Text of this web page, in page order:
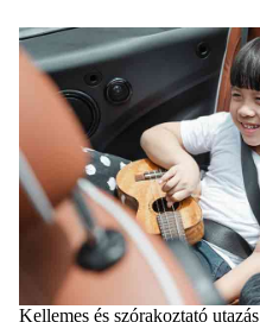
Kellemes és szórakoztató utazás